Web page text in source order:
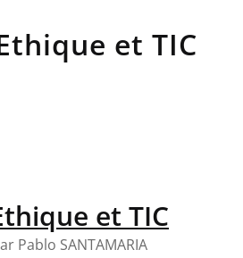
et TIC
Pablo SANTAMARIA